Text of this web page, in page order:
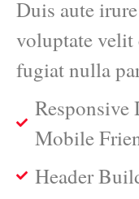
Duis aute
voluptate velit
fugiat nulla
Responsive
Mobile
Header